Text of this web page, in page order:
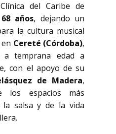
del Caribe de
68 años, dejando un
la cultura musical
Cereté (Córdoba),
a temprana edad a
con el apoyo de su
de Madera,
los espacios más
la salsa y de la vida